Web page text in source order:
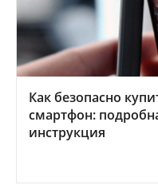
Как безопасно
смартфон:
инструкция